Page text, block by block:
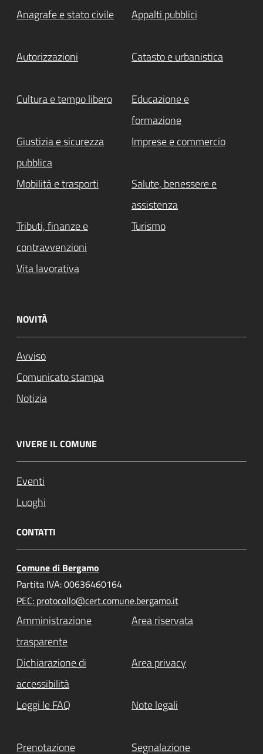
Anagrafe e stato civile Appalti pubblici
Autorizzazioni Catasto e urbanistica
Cultura e tempo libero
Educazione e
formazione
Giustizia e sicurezza
pubblica
Imprese e commercio
Mobilità e trasporti
Salute, benessere e
assistenza
Tributi, finanze e
contravvenzioni
Turismo
Vita lavorativa
NOVITÀ
Avviso
Comunicato stampa
Notizia
VIVERE IL COMUNE
Eventi
Luoghi
CONTATTI
Comune di Bergamo
Partita IVA: 00636460164
PEC: protocollo@cert.comune.bergamo.it
Amministrazione
trasparente
Area riservata
Dichiarazione di
accessibilità
Area privacy
Leggi le FAQ Note legali
Prenotazione Segnalazione